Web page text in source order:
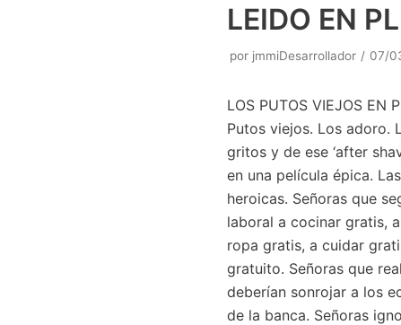
LEIDO EN
por jmmiDesarrollador 07/
LOS PUTOS VIEJOS EN
Putos viejos. Los adoro.
gritos y de ese ‘after
en una película épica.
heroicas. Señoras que
laboral a cocinar gratis,
ropa gratis, a cuidar
gratuito. Señoras que
deberían sonrojar a los
de la banca. Señoras